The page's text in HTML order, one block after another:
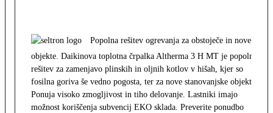
Popolna rešitev ogrevanja za obstoječe in nove
objekte. Daikinova toplotna črpalka Altherma 3 H MT je popolna
rešitev za zamenjavo plinskih in oljnih kotlov v hišah, kjer so
fosilna goriva še vedno pogosta, ter za nove stanovanjske objekte.
Ponuja visoko zmogljivost in tiho delovanje. Lastniki imajo
možnost koriščenja subvencij EKO sklada. Preverite ponudbo